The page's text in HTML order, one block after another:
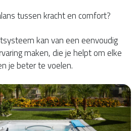
tussen kracht en comfort?
kan van een eenvoudig
maken, die je helpt om elke
je beter te voelen.